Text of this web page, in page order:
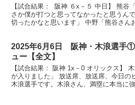
【試合結果： 阪神 ６x－５ 中日】 熊谷
さか僕が打つと思ってなかったと思うん
切ったかなと思います」 中野「熊谷さん
2025年6月6日 阪神・木浪選手
ュー【全文】
【試合結果： 阪神 1x－0 オリックス】
が入りました」 放送席、放送席、今日の
木浪選手です。木浪さん、満塁に本当に